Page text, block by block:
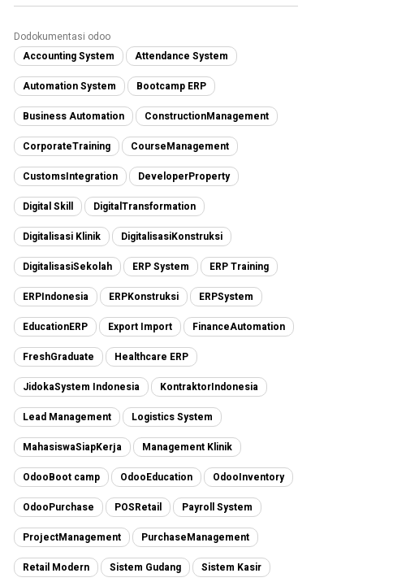
Dodokumentasi odoo
Accounting System
Attendance System
Automation System Bootcamp ERP
Business Automation ConstructionManagement
CorporateTraining CourseManagement
CustomsIntegration DeveloperProperty
Digital Skill DigitalTransformation
Digitalisasi Klinik DigitalisasiKonstruksi
DigitalisasiSekolah ERP System ERP Training
ERPIndonesia ERPKonstruksi ERPSystem
EducationERP Export Import FinanceAutomation
FreshGraduate Healthcare ERP
JidokaSystem Indonesia KontraktorIndonesia
Lead Management Logistics System
MahasiswaSiapKerja Management Klinik
OdooBoot camp OdooEducation OdooInventory
OdooPurchase POSRetail Payroll System
ProjectManagement PurchaseManagement
Retail Modern Sistem Gudang Sistem Kasir